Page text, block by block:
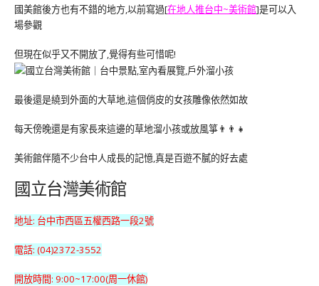
國美館後方也有不錯的地方,以前寫過[在地人推台中~美術館]是可以入
場參觀
但現在似乎又不開放了,覺得有些可惜呢!
最後還是繞到外面的大草地,這個俏皮的女孩雕像依然如故
每天傍晚還是有家長來這邊的草地溜小孩或放風箏👨‍👨‍👧
美術館伴隨不少台中人成長的記憶,真是百遊不膩的好去處
國立台灣美術館
地址: 台中市西區五權西路一段2號
電話: (04)2372-3552
開放時間: 9:00~17:00(周一休館)